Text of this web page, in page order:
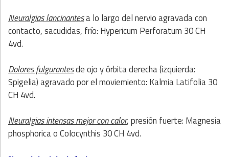
Neuralgias lancinantesa lo largo del nervio agravada con
contacto, sacudidas, frío: Hypericum Perforatum 30 CH
4vd.
Dolores fulgurantesde ojo y órbita derecha (izquierda:
Spigelia) agravado por el moviemiento: Kalmia Latifolia 30
CH 4vd.
Neuralgias intensas mejor con calor, presión fuerte: Magnesia
phosphorica o Colocynthis 30 CH 4vd.